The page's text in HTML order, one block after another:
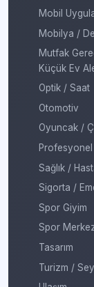
Mobil
Mobilya /
Mutfak
Küçük Ev
Optik / Saat
Otomotiv
Oyuncak /
Sağlık /
Sigorta /
Spor Giyim
Spor
Tasarım
Turizm /